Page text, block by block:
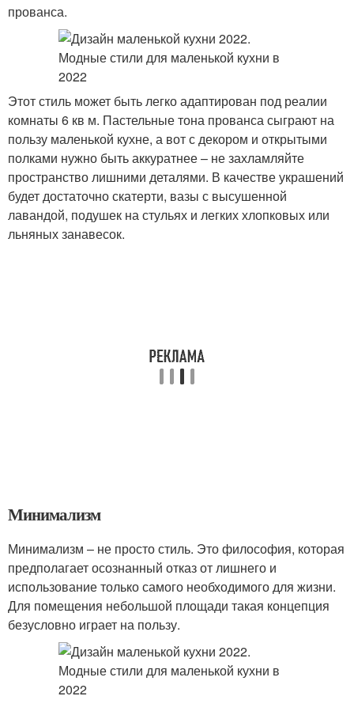
прованса.
Этот стиль может быть легко адаптирован под реалии
комнаты 6 кв м. Пастельные тона прованса сыграют на
пользу маленькой кухне, а вот с декором и открытыми
полками нужно быть аккуратнее – не захламляйте
пространство лишними деталями. В качестве украшений
будет достаточно скатерти, вазы с высушенной
лавандой, подушек на стульях и легких хлопковых или
льняных занавесок.
Минимализм
Минимализм – не просто стиль. Это философия, которая
предполагает осознанный отказ от лишнего и
использование только самого необходимого для жизни.
Для помещения небольшой площади такая концепция
безусловно играет на пользу.